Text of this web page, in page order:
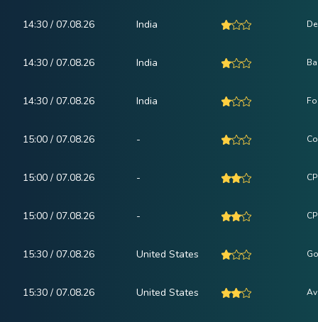
14:30 / 07.08.26 India
14:30 / 07.08.26 India
14:30 / 07.08.26 India
15:00 / 07.08.26 -
15:00 / 07.08.26 -
15:00 / 07.08.26 -
15:30 / 07.08.26 United States
15:30 / 07.08.26 United States